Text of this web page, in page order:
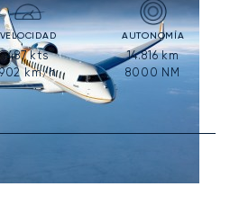
VELOCIDAD
487kts
km/h
AUTONOMÍA
14.816km
8000 NM